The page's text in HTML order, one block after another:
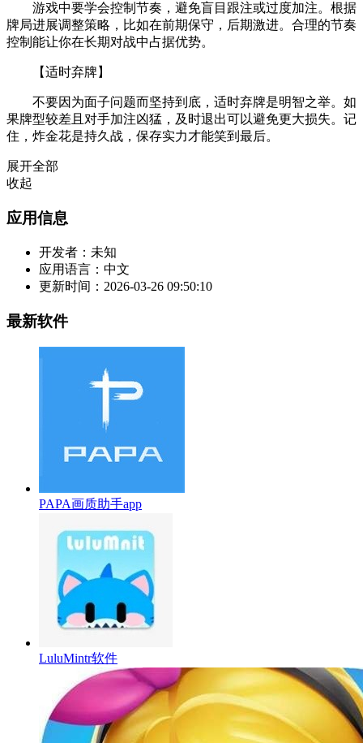
游戏中要学会控制节奏，避免盲目跟注或过度加注。根据
牌局进展调整策略，比如在前期保守，后期激进。合理的节奏
控制能让你在长期对战中占据优势。
【适时弃牌】
不要因为面子问题而坚持到底，适时弃牌是明智之举。如
果牌型较差且对手加注凶猛，及时退出可以避免更大损失。记
住，炸金花是持久战，保存实力才能笑到最后。
展开全部
收起
应用信息
开发者： 未知
应用语言： 中文
更新时间： 2026-03-26 09:50:10
最新软件
PAPA画质助手app
LuluMintr软件